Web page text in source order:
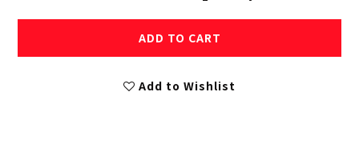
ADD TO CART
Add to Wishlist